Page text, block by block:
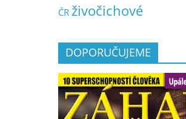
ČR živočichové
DOPORUČUJEME